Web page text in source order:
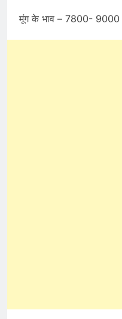
मूंग के भाव – 7800- 9000